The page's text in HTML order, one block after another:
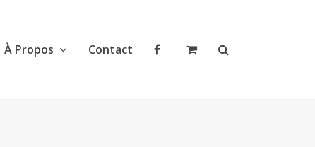
À Propos Contact